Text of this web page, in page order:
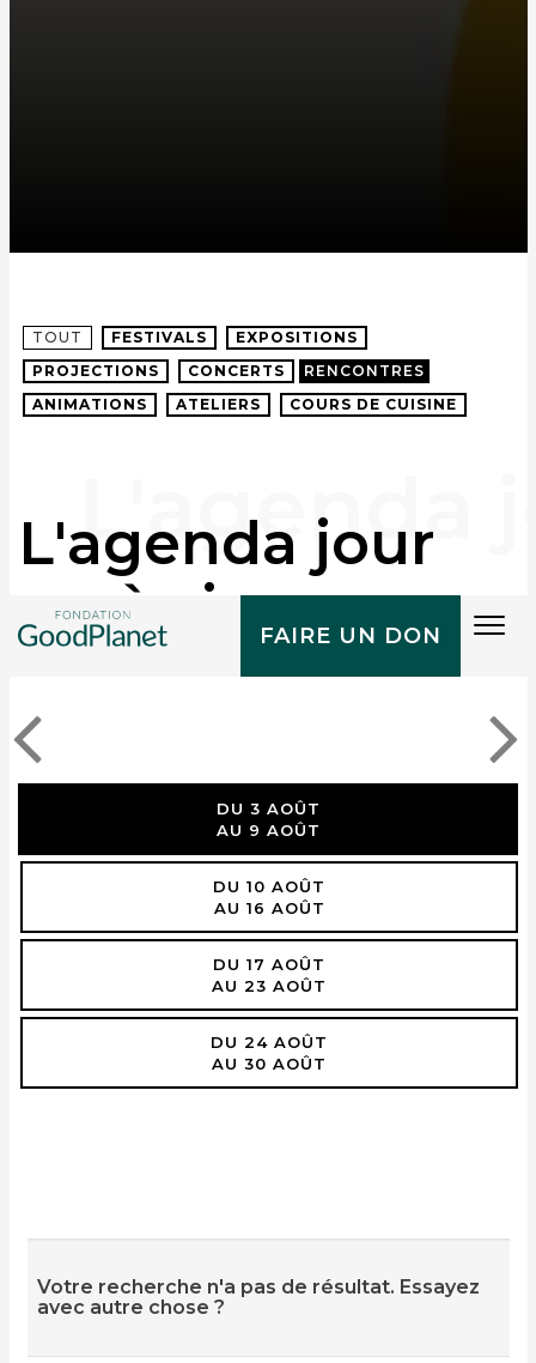
FAIRE UN DON
TOUT FESTIVALS
EXPOSITIONS
PROJECTIONS
CONCERTS
RENCONTRES
ANIMATIONS
ATELIERS COURS DE CUISINE
L'agenda jour
après jour
DU 3 AOÛT
AU 9 AOÛT
DU 10 AOÛT
AU 16 AOÛT
DU 17 AOÛT
AU 23 AOÛT
DU 24 AOÛT
AU 30 AOÛT
Votre recherche n'a pas de résultat. Essayez
avec autre chose ?